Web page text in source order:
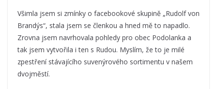
Všimla jsem si zmínky o facebookové skupině „Rudolf von
Brandýs“, stala jsem se členkou a hned mě to napadlo.
Zrovna jsem navrhovala pohledy pro obec Podolanka a
tak jsem vytvořila i ten s Rudou. Myslím, že to je milé
zpestření stávajícího suvenýrového sortimentu v našem
dvojměstí.